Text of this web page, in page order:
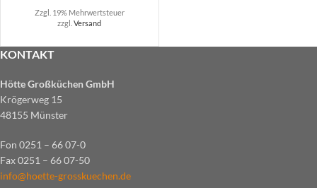
Zzgl. 19% Mehrwertsteuer
zzgl.Versand
KONTAKT
Hötte Großküchen GmbH
Krögerweg 15
48155 Münster
Fon 0251 – 66 07-0
Fax 0251 – 66 07-50
info@hoette-grosskuechen.de